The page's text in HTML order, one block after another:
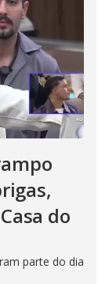
do
parte do dia